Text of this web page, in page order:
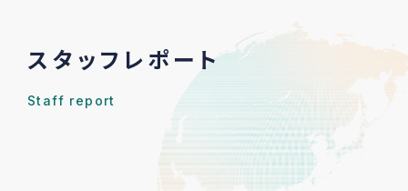
スタッフレポート
Staff report